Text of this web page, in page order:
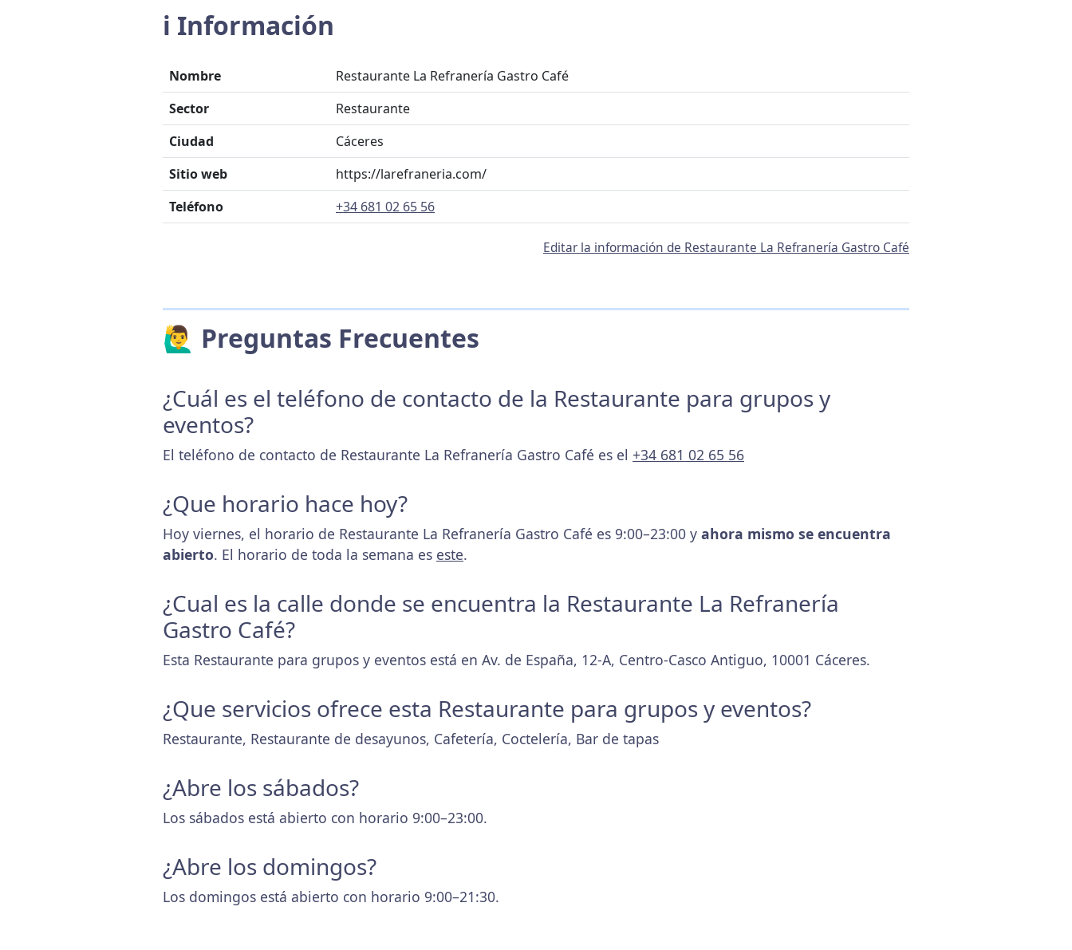
ℹ️ Información
Nombre
Restaurante La Refranería Gastro Café
Sector
Restaurante
Ciudad
Cáceres
Sitio web
https://larefraneria.com/
Teléfono
+34 681 02 65 56
Editar la información de Restaurante La Refranería Gastro Café
🙋‍♂️ Preguntas Frecuentes
¿Cuál es el teléfono de contacto de la Restaurante para grupos y
eventos?
El teléfono de contacto de Restaurante La Refranería Gastro Café es el +34 681 02 65 56
¿Que horario hace hoy?
Hoy viernes, el horario de Restaurante La Refranería Gastro Café es 9:00–23:00 y ahora mismo se encuentra
abierto. El horario de toda la semana es este.
¿Cual es la calle donde se encuentra la Restaurante La Refranería
Gastro Café?
Esta Restaurante para grupos y eventos está en Av. de España, 12-A, Centro-Casco Antiguo, 10001 Cáceres.
¿Que servicios ofrece esta Restaurante para grupos y eventos?
Restaurante, Restaurante de desayunos, Cafetería, Coctelería, Bar de tapas
¿Abre los sábados?
Los sábados está abierto con horario 9:00–23:00.
¿Abre los domingos?
Los domingos está abierto con horario 9:00–21:30.